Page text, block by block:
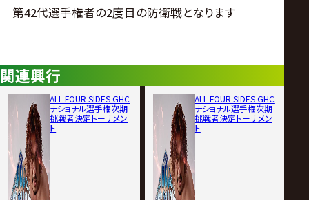
第42代選手権者の2度目の防衛戦となります
関連興行
ALL FOUR SIDES GHC
ナショナル選手権次期
挑戦者決定トーナメン
ト
ALL FOUR SIDES GHC
ナショナル選手権次期
挑戦者決定トーナメン
ト